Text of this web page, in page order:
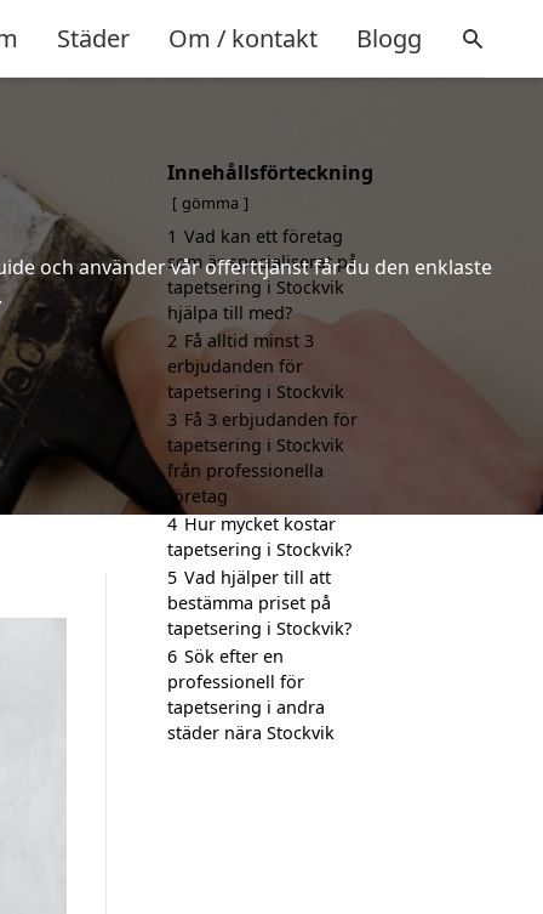
Städer Om / kontakt Blogg
och använder vår offerttjänst får du den enklaste
Innehållsförteckning
gömma
1 Vad kan ett företag
som är specialiserat på
tapetsering i Stockvik
hjälpa till med?
2 Få alltid minst 3
erbjudanden för
tapetsering i Stockvik
3 Få 3 erbjudanden för
tapetsering i Stockvik
från professionella
företag
4 Hur mycket kostar
tapetsering i Stockvik?
5 Vad hjälper till att
bestämma priset på
tapetsering i Stockvik?
6 Sök efter en
professionell för
tapetsering i andra
städer nära Stockvik